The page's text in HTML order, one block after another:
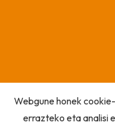
Webgune honek
errazteko eta analisi